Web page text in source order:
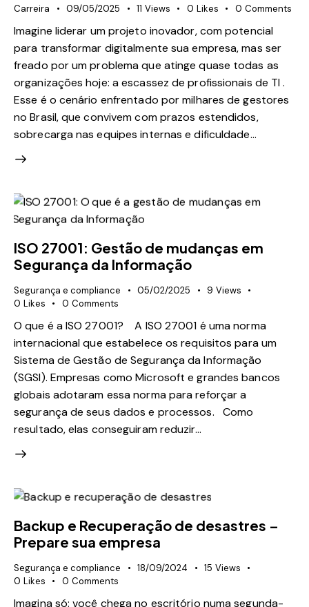
Carreira 09/05/2025 11 Views 0 Likes 0 Comments
Imagine liderar um projeto inovador, com potencial
para transformar digitalmente sua empresa, mas ser
freado por um problema que atinge quase todas as
organizações hoje: a escassez de profissionais de TI .
Esse é o cenário enfrentado por milhares de gestores
no Brasil, que convivem com prazos estendidos,
sobrecarga nas equipes internas e dificuldade…
ISO 27001: Gestão de mudanças em
Segurança da Informação
Segurança e compliance 05/02/2025 9 Views
0 Likes 0 Comments
O que é a ISO 27001? A ISO 27001 é uma norma
internacional que estabelece os requisitos para um
Sistema de Gestão de Segurança da Informação
(SGSI). Empresas como Microsoft e grandes bancos
globais adotaram essa norma para reforçar a
segurança de seus dados e processos. Como
resultado, elas conseguiram reduzir…
Backup e Recuperação de desastres –
Prepare sua empresa
Segurança e compliance 18/09/2024 15 Views
0 Likes 0 Comments
Imagina só: você chega no escritório numa segunda-